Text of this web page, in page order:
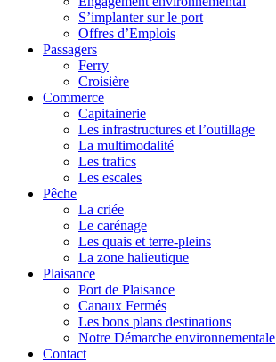
S’implanter sur le port
Offres d’Emplois
Passagers
Ferry
Croisière
Commerce
Capitainerie
Les infrastructures et l’outillage
La multimodalité
Les trafics
Les escales
Pêche
La criée
Le carénage
Les quais et terre-pleins
La zone halieutique
Plaisance
Port de Plaisance
Canaux Fermés
Les bons plans destinations
Notre Démarche environnementale
Contact